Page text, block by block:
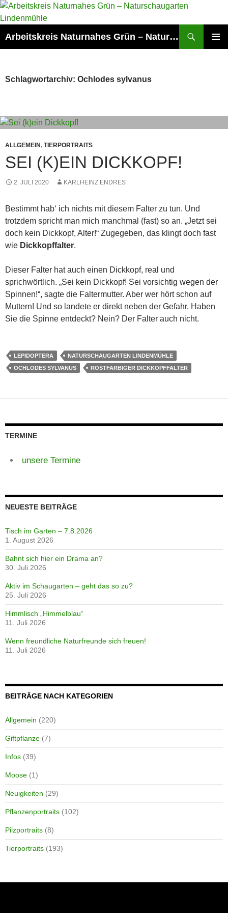
Zum
Inhalt
Arbeitskreis Naturnahes Grün – Naturschaugarten Lindenmühle
Schlagwortarchiv: Ochlodes sylvanus
ALLGEMEIN, TIERPORTRAITS
SEI (K)EIN DICKKOPF!
2. JULI 2020 KARLHEINZ ENDRES
Bestimmt hab‘ ich nichts mit diesem Falter zu tun. Und
trotzdem spricht man mich manchmal (fast) so an. „Jetzt sei
doch kein Dickkopf, Alter!“ Zugegeben, das klingt doch fast
wie Dickkopffalter.
Dieser Falter hat auch einen Dickkopf, real und
sprichwörtlich. „Sei kein Dickkopf! Sei vorsichtig wegen der
Spinnen!“, sagte die Faltermutter. Aber wer hört schon auf
Muttern! Und so landete er direkt neben der Gefahr. Haben
Sie die Spinne entdeckt? Nein? Der Falter auch nicht.
LEPIDOPTERA
NATURSCHAUGARTEN LINDENMÜHLE
OCHLODES SYLVANUS
ROSTFARBIGER DICKKOPFFALTER
TERMINE
unsere Termine
NEUESTE BEITRÄGE
Tisch im Garten – 7.8.2026
1. August 2026
Bahnt sich hier ein Drama an?
30. Juli 2026
Aktiv im Schaugarten – geht das so zu?
25. Juli 2026
Himmlisch „Himmelblau“
11. Juli 2026
Wenn freundliche Naturfreunde sich freuen!
11. Juli 2026
BEITRÄGE NACH KATEGORIEN
Allgemein (220)
Giftpflanze (7)
Infos (39)
Moose (1)
Neuigkeiten (29)
Pflanzenportraits (102)
Pilzportraits (8)
Tierportraits (193)